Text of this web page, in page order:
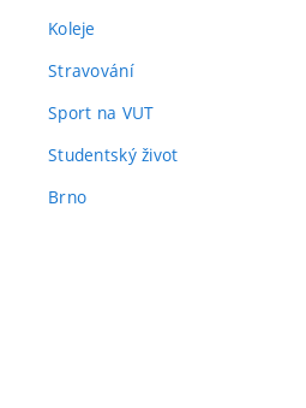
Koleje
Stravování
Sport na VUT
Studentský život
Brno